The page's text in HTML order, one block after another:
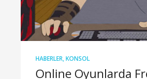
HABERLER,KONSOL
Online Oyunlarda